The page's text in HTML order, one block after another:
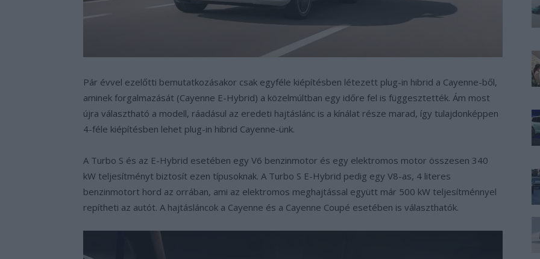
Pár évvel ezelőtti bemutatkozásakor csak egyféle kiépítésben létezett plug-in hibrid a Cayenne-ből,
aminek forgalmazását (Cayenne E-Hybrid) a közelmúltban egy időre fel is függesztették. Ám most
újra választható a modell, ráadásul az eredeti hajtáslánc is a kínálat része marad, így tulajdonképpen
4-féle kiépítésben lehet plug-in hibrid Cayenne-ünk.
A Turbo S és az E-Hybrid esetében egy V6 benzinmotor és egy elektromos motor összesen 340
kW teljesítményt biztosít ezen típusoknak. A Turbo S E-Hybrid pedig egy V8-as, 4 literes
benzinmotort hord az orrában, ami az elektromos meghajtással együtt már 500 kW teljesítménnyel
repítheti az autót. A hajtásláncok a Cayenne és a Cayenne Coupé esetében is választhatók.